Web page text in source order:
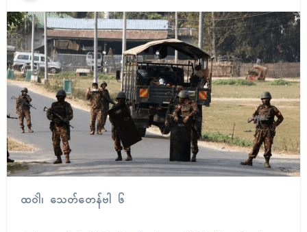
ထဝါဲ၊ သေတ်တေန်ဗါ ၆